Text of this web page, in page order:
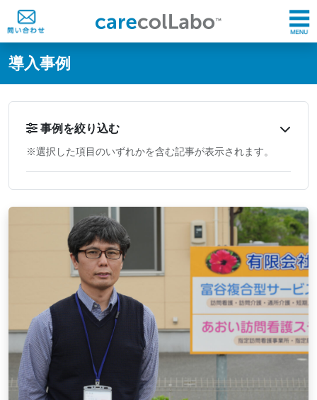
@ -0,0 +1,60 @@
導入事例
事例を絞り込む
※選択した項目のいずれかを含む記事が表示されます。